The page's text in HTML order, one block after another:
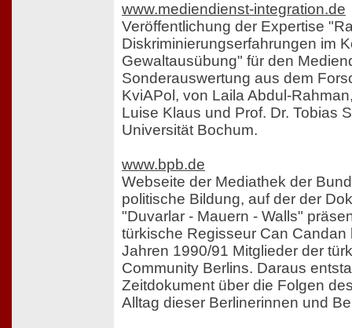
www.mediendienst-integration.de
Veröffentlichung der Expertise
Diskriminierungserfahrungen im
Gewaltausübung" für den
Sonderauswertung aus dem
KviAPol, von Laila Abdul-
Luise Klaus und Prof. Dr. Tobias
Universität Bochum.
www.bpb.de
Webseite der Mediathek der
politische Bildung, auf der der
"Duvarlar - Mauern - Walls"
türkische Regisseur Can Candan
Jahren 1990/91 Mitglieder der
Community Berlins. Daraus
Zeitdokument über die Folgen
Alltag dieser Berlinerinnen und